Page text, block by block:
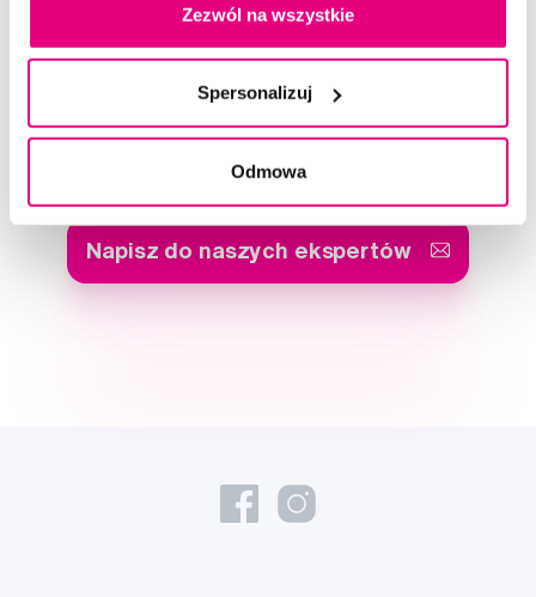
Zezwól na wszystkie
Spersonalizuj
Odmowa
Do koszyka
Dostępny > 5 szt
Napisz do naszych ekspertów